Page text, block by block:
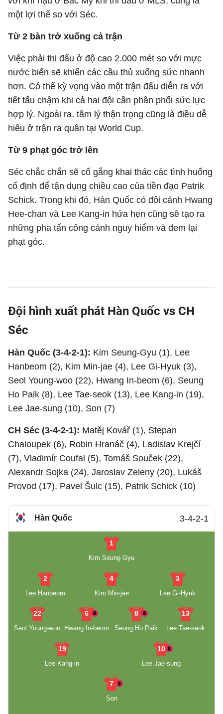
một lợi thế so với Séc.
Từ 2 bàn trở xuống cả trận
Việc phải thi đấu ở độ cao 2.000 mét so với mực
nước biển sẽ khiến các cầu thủ xuống sức nhanh
hơn. Có thể kỳ vọng vào một trận đấu diễn ra với
tiết tấu chậm khi cả hai đội cần phân phối sức lực
hợp lý. Ngoài ra, tâm lý thận trọng cũng là điều dễ
hiểu ở trận ra quân tại World Cup.
Từ 9 phạt góc trở lên
Séc chắc chắn sẽ cố gắng khai thác các tình huống
cố định để tận dụng chiều cao của tiền đạo Patrik
Schick. Trong khi đó, Hàn Quốc có đôi cánh Hwang
Hee-chan và Lee Kang-in hứa hẹn cũng sẽ tạo ra
những pha tấn công cánh nguy hiểm và đem lại
phạt góc.
Đội hình xuất phát Hàn Quốc vs CH
Séc
Hàn Quốc (3-4-2-1): Kim Seung-Gyu (1), Lee
Hanbeom (2), Kim Min-jae (4), Lee Gi-Hyuk (3),
Seol Young-woo (22), Hwang In-beom (6), Seung
Ho Paik (8), Lee Tae-seok (13), Lee Kang-in (19),
Lee Jae-sung (10), Son (7)
CH Séc (3-4-2-1): Matěj Kovář (1), Stepan
Chaloupek (6), Robin Hranáč (4), Ladislav Krejčí
(7), Vladimír Coufal (5), Tomáš Souček (22),
Alexandr Sojka (24), Jaroslav Zeleny (20), Lukáš
Provod (17), Pavel Šulc (15), Patrik Schick (10)
Hàn Quốc 3-4-2-1
1
Kim Seung-Gyu
2
Lee Hanbeom
4
Kim Min-jae
3
Lee Gi-Hyuk
22
Seol Young-woo
6
Hwang In-beom
8
Seung Ho Paik
13
Lee Tae-seok
19
Lee Kang-in
10
Lee Jae-sung
7
Son